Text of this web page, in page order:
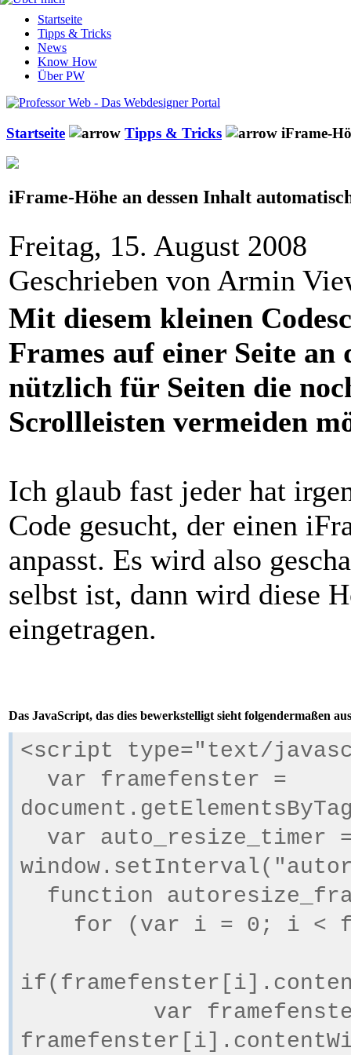
Startseite
Tipps & Tricks
News
Know How
Über PW
Startseite Tipps & Tricks iFrame-
iFrame-Höhe an dessen Inhalt
Freitag, 15. August 2008
Geschrieben von Armin
Mit diesem kleinen
Frames auf einer Seite an
nützlich für Seiten die
Scrollleisten vermeiden
Ich glaub fast jeder hat
Code gesucht, der einen
anpasst. Es wird also
selbst ist, dann wird diese
eingetragen.
Das JavaScript, das dies bewerkstelligt sieht folgendermaßen
<script type="text/
var framefenster =
var auto_resize_timer
function
for (var i = 0; i <
var